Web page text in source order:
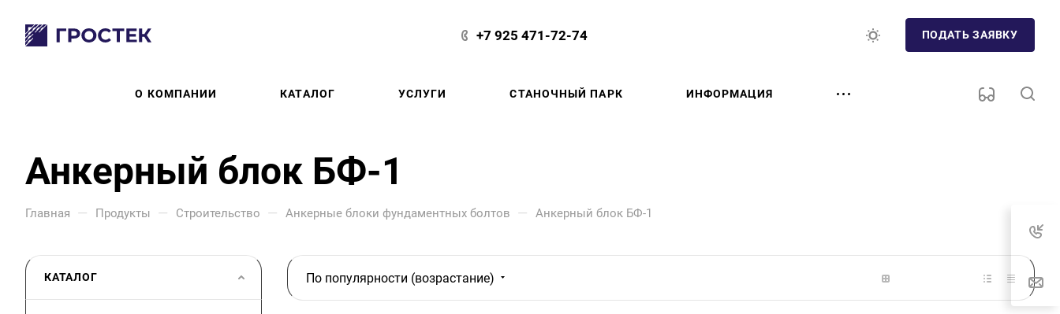
+7 925 471-72-74 ПОДАТЬ ЗАЯВКУ
О КОМПАНИИ КАТАЛОГ УСЛУГИ СТАНОЧНЫЙ ПАРК ИНФОРМАЦИЯ
Анкерный блок БФ-1
Главная — Продукты — Строительство — Анкерные блоки фундаментных болтов — Анкерный блок БФ-1
По популярности (возрастание)
КАТАЛОГ